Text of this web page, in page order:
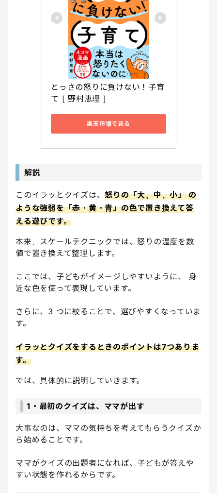
とっさの怒りに負けない！子育
て [ 野村恵理 ]
楽天市場で見る
解説
このイラッとクイズは、怒りの「大、中、小」 の
ような強弱を「赤・黄・青」の色で置き換えて答
える遊びです。
本来、スケールテクニックでは、怒りの温度を数
値で置き換えて整理します。
ここでは、子どもがイメージしやすいように、 身
近な色を使って表現しています。
さらに、3 つに絞ることで、選びやすくなっていま
す。
イラッとクイズをするときのポイントは7つありま
す。
では、具体的に説明していきます。
1・最初のクイズは、ママが出す
大事なのは、ママの気持ちを考えてもらうクイズか
ら始めることです。
ママがクイズの出題者になれば、子どもが答えや
すい状態を作れるからです。